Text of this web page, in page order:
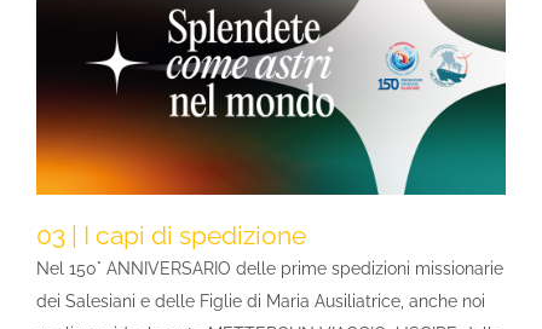
03 | I capi di spedizione
Nel 150° ANNIVERSARIO delle prime spedizioni missionarie
dei Salesiani e delle Figlie di Maria Ausiliatrice, anche noi